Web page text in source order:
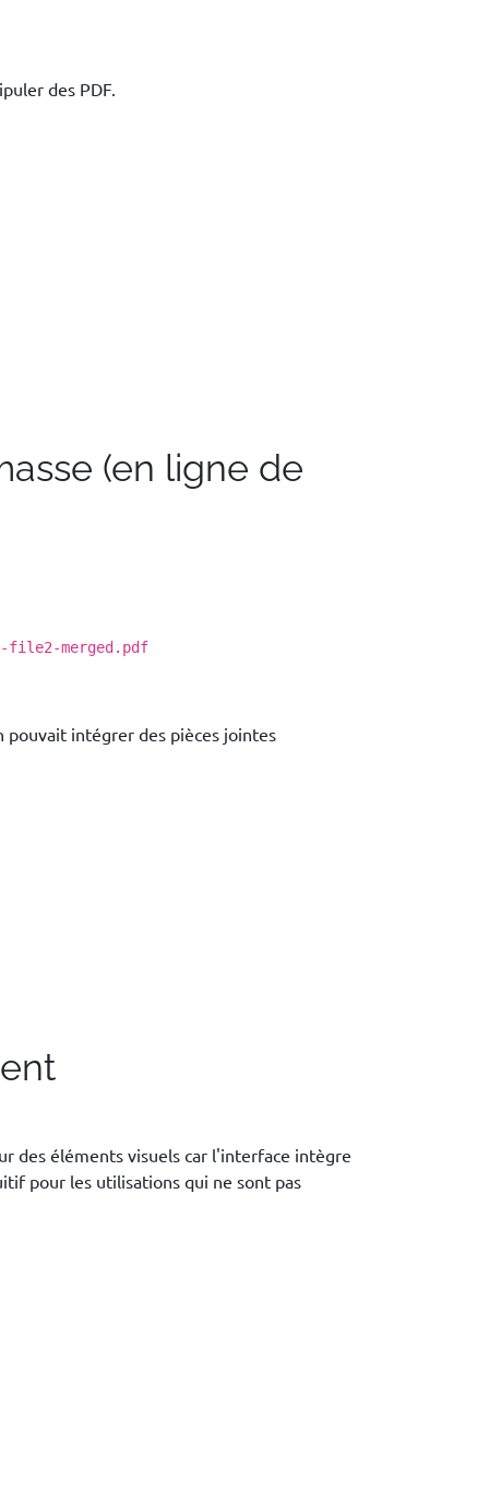
des PDF.
(en ligne de
merged.pdf
pouvait intégrer des pièces jointes
des éléments visuels car l'interface intègre
pour les utilisations qui ne sont pas